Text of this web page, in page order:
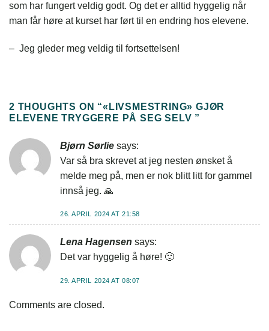
som har fungert veldig godt. Og det er alltid hyggelig når
man får høre at kurset har ført til en endring hos elevene.
– Jeg gleder meg veldig til fortsettelsen!
2 THOUGHTS ON “«LIVSMESTRING» GJØR
ELEVENE TRYGGERE PÅ SEG SELV ”
Bjørn Sørlie says:
Var så bra skrevet at jeg nesten ønsket å
melde meg på, men er nok blitt litt for gammel
innså jeg. 🙏
26. APRIL 2024 AT 21:58
Lena Hagensen says:
Det var hyggelig å høre! 🙂
29. APRIL 2024 AT 08:07
Comments are closed.